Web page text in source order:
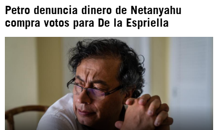
https://t.me/hispantvcanal
https://urmedium.com/c/hispantv
Instagram como: hispan_tv
Petro denuncia dinero de Netanyahu
compra votos para De la Espriella